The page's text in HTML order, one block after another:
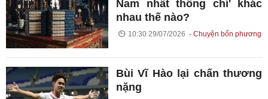
Nam nhất thống chí' khác
nhau thế nào?
10:30 29/07/2026 Chuyện bốn phương
Bùi Vĩ Hào lại chấn thương
nặng